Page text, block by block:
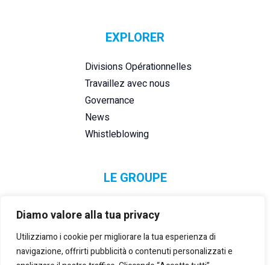
Diamo valore alla tua privacy
Utilizziamo i cookie per migliorare la tua esperienza di
navigazione, offrirti pubblicità o contenuti personalizzati e
EXPLORER
Divisions Opérationnelles
Travaillez avec nous
Governance
News
Whistleblowing
LE GROUPE